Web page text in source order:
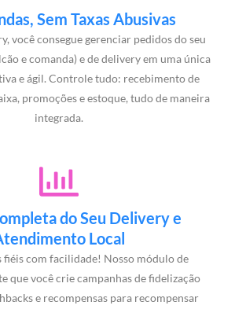
Sem Taxas Abusivas
você consegue gerenciar pedidos do seu
e comanda) e de delivery em uma única
e ágil. Controle tudo: recebimento de
promoções e estoque, tudo de maneira
integrada.
do Seu Delivery e
Local
fiéis com facilidade! Nosso módulo de
que você crie campanhas de fidelização
e recompensas para recompensar